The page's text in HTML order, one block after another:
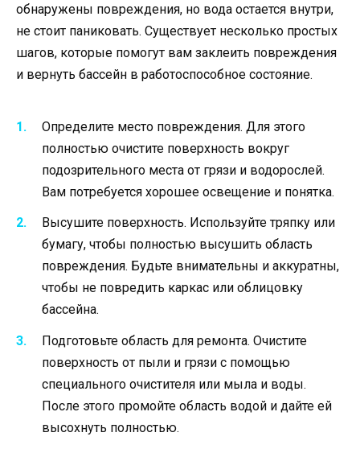
обнаружены повреждения, но вода остается внутри,
не стоит паниковать. Существует несколько простых
шагов, которые помогут вам заклеить повреждения
и вернуть бассейн в работоспособное состояние.
Определите место повреждения. Для этого
полностью очистите поверхность вокруг
подозрительного места от грязи и водорослей.
Вам потребуется хорошее освещение и понятка.
Высушите поверхность. Используйте тряпку или
бумагу, чтобы полностью высушить область
повреждения. Будьте внимательны и аккуратны,
чтобы не повредить каркас или облицовку
бассейна.
Подготовьте область для ремонта. Очистите
поверхность от пыли и грязи с помощью
специального очистителя или мыла и воды.
После этого промойте область водой и дайте ей
высохнуть полностью.